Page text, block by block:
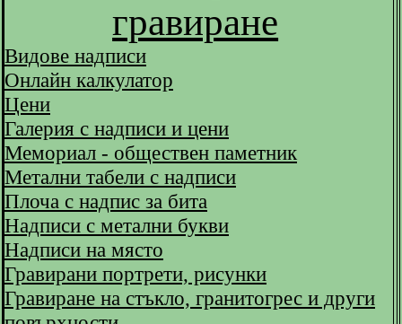
гравиране
Видове надписи
Онлайн калкулатор
Цени
Галерия с надписи и цени
Мемориал - обществен паметник
Метални табели с надписи
Плоча с надпис за бита
Надписи с метални букви
Надписи на място
Гравирани портрети, рисунки
Гравиране на стъкло, гранитогрес и други